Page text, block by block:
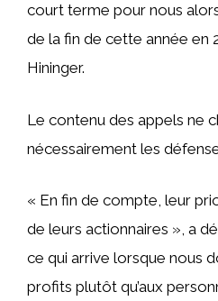
court terme pour nous
de la fin de cette année en
Hininger.
Le contenu des appels ne
nécessairement les
« En fin de compte, leur
de leurs actionnaires », a
ce qui arrive lorsque nous
profits plutôt qu’aux